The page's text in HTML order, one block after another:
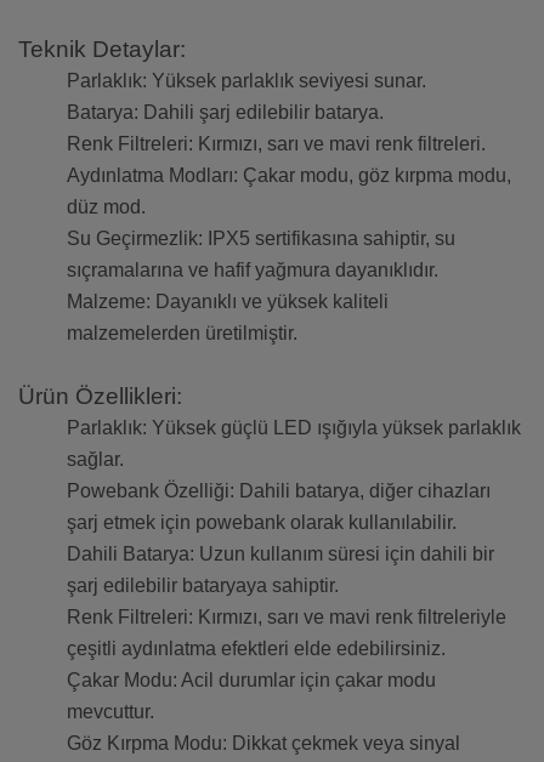
Teknik Detaylar:
Parlaklık: Yüksek parlaklık seviyesi sunar.
Batarya: Dahili şarj edilebilir batarya.
Renk Filtreleri: Kırmızı, sarı ve mavi renk filtreleri.
Aydınlatma Modları: Çakar modu, göz kırpma modu,
düz mod.
Su Geçirmezlik: IPX5 sertifikasına sahiptir, su
sıçramalarına ve hafif yağmura dayanıklıdır.
Malzeme: Dayanıklı ve yüksek kaliteli
malzemelerden üretilmiştir.
Ürün Özellikleri:
Parlaklık: Yüksek güçlü LED ışığıyla yüksek parlaklık
sağlar.
Powebank Özelliği: Dahili batarya, diğer cihazları
şarj etmek için powebank olarak kullanılabilir.
Dahili Batarya: Uzun kullanım süresi için dahili bir
şarj edilebilir bataryaya sahiptir.
Renk Filtreleri: Kırmızı, sarı ve mavi renk filtreleriyle
çeşitli aydınlatma efektleri elde edebilirsiniz.
Çakar Modu: Acil durumlar için çakar modu
mevcuttur.
Göz Kırpma Modu: Dikkat çekmek veya sinyal